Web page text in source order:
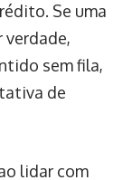
Se uma
verdade,
sem fila,
de
lidar com